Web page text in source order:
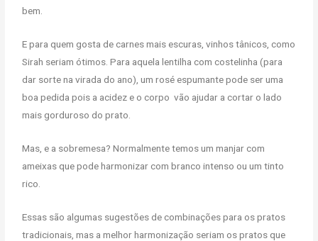
bem.
E para quem gosta de carnes mais escuras, vinhos tânicos, como
Sirah seriam ótimos. Para aquela lentilha com costelinha (para
dar sorte na virada do ano), um rosé espumante pode ser uma
boa pedida pois a acidez e o corpo vão ajudar a cortar o lado
mais gorduroso do prato.
Mas, e a sobremesa? Normalmente temos um manjar com
ameixas que pode harmonizar com branco intenso ou um tinto
rico.
Essas são algumas sugestões de combinações para os pratos
tradicionais, mas a melhor harmonização seriam os pratos que